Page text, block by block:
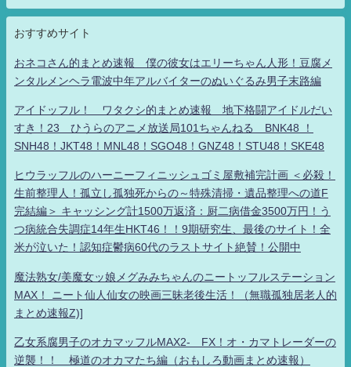
おすすめサイト
おネコさん的まとめ速報 僕の彼女はエリーちゃん人形！豆腐メ
ンタルメンヘラ電波中年アルバイターのぬいぐるみ男子末路編
アイドッフル！ ワタクシ的まとめ速報 地下格闘アイドルだい
すき！23 ひうらのアニメ放送局101ちゃんねる BNK48 ！
SNH48！JKT48！MNL48！SGO48！GNZ48！STU48！SKE48
ヒウラッフルのハーニーフィニッシュゴミ屋敷補完計画 ＜必殺！
生前整理人！孤立し孤独死からの～特殊清掃・遺品整理への道F
完結編＞ キャッシング計1500万返済：厨二病借金3500万円！う
つ病統合失調症14年生HKT46！！9期研究生、最後のサイト！全
米が泣いた！認知症鬱病60代のラストサイト絶賛！公開中
魔法熟女/美魔女ッ娘メグみみちゃんのニートッフルステーション
MAX！ ニート仙人仙女の映画三昧老後生活！（無職孤独居老人的
まとめ速報Z)]
乙女系腐男子のオカマッフルMAX2- FX！オ・カマトレーダーの
逆襲！！ 極道のオカマたち編（おもしろ動画まとめ速報）